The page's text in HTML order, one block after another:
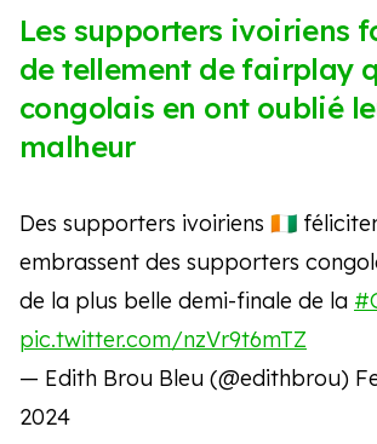
Les supporters ivoiriens
de tellement de fairplay
congolais en ont oublié
malheur
Des supporters ivoiriens 🇨🇮
embrassent des supporters
de la plus belle demi-finale de la
pic.twitter.com/nzVr9t6mTZ
— Edith Brou Bleu (@edithbrou)
2024